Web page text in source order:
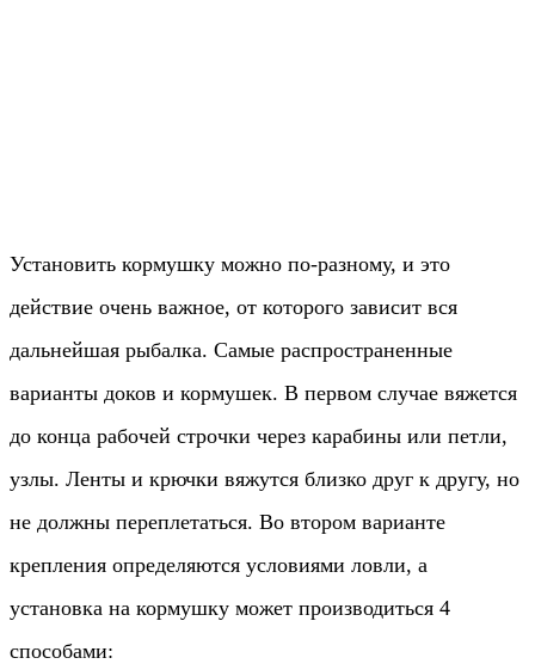
Установить кормушку можно по-разному, и это
действие очень важное, от которого зависит вся
дальнейшая рыбалка. Самые распространенные
варианты доков и кормушек. В первом случае вяжется
до конца рабочей строчки через карабины или петли,
узлы. Ленты и крючки вяжутся близко друг к другу, но
не должны переплетаться. Во втором варианте
крепления определяются условиями ловли, а
установка на кормушку может производиться 4
способами: